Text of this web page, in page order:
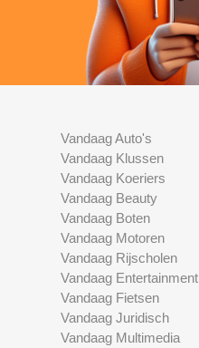
Vandaag Auto's
Vandaag Klussen
Vandaag Koeriers
Vandaag Beauty
Vandaag Boten
Vandaag Motoren
Vandaag Rijscholen
Vandaag Entertainment
Vandaag Fietsen
Vandaag Juridisch
Vandaag Multimedia